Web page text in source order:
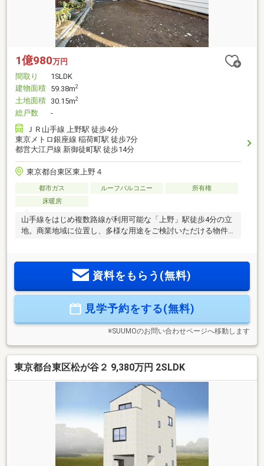
1億980万円
間取り
1SLDK
建物面積 59.38m2
土地面積 30.15m2
総戸数
-
ＪＲ山手線 上野駅 徒歩4分
東京メトロ銀座線 稲荷町駅 徒歩7分
都営大江戸線 新御徒町駅 徒歩14分
東京都台東区東上野４
都市ガス ルーフバルコニー
所有権
床暖房
山手線をはじめ複数路線が利用可能な「上野」駅徒歩4分の立
地。商業地域に位置し、多様な用途をご検討いただける物件
資料をもらう(無料)
見学予約をする(無料)
※SUUMOのお問い合わせページへ移動します
東京都台東区松が谷２ 9,380万円 2SLDK